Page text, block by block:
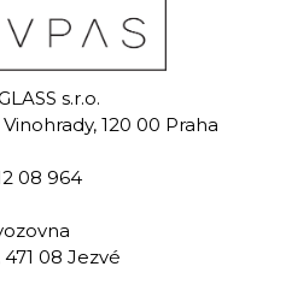
s.r.o.
120 00 Praha
08 964
471 08 Jezvé